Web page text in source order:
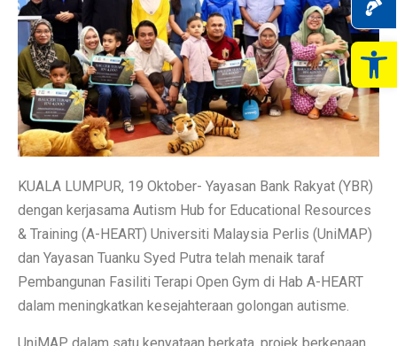
KUALA LUMPUR, 19 Oktober- Yayasan Bank Rakyat (YBR)
dengan kerjasama Autism Hub for Educational Resources
& Training (A-HEART) Universiti Malaysia Perlis (UniMAP)
dan Yayasan Tuanku Syed Putra telah menaik taraf
Pembangunan Fasiliti Terapi Open Gym di Hab A-HEART
dalam meningkatkan kesejahteraan golongan autisme.